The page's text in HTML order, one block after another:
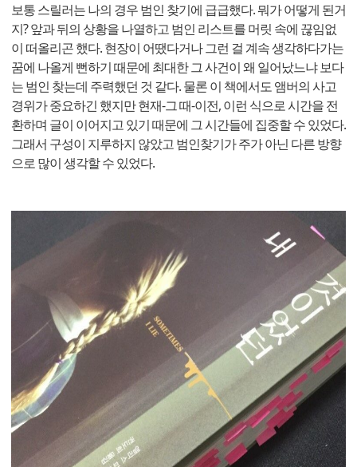
​보통 스릴러는 나의 경우 범인 찾기에 급급했다. 뭐가 어떻게 된거
지? 앞과 뒤의 상황을 나열하고 범인 리스트를 머릿 속에 끊임없
이 떠올리곤 했다. 현장이 어땠다거나 그런 걸 계속 생각하다가는
꿈에 나올게 뻔하기 때문에 최대한 그 사건이 왜 일어났느냐 보다
는 범인 찾는데 주력했던 것 같다. 물론 이 책에서도 앰버의 사고
경위가 중요하긴 했지만 현재-그 때-이전, 이런 식으로 시간을 전
환하며 글이 이어지고 있기 때문에 그 시간들에 집중할 수 있었다.
그래서 구성이 지루하지 않았고 범인찾기가 주가 아닌 다른 방향
으로 많이 생각할 수 있었다.